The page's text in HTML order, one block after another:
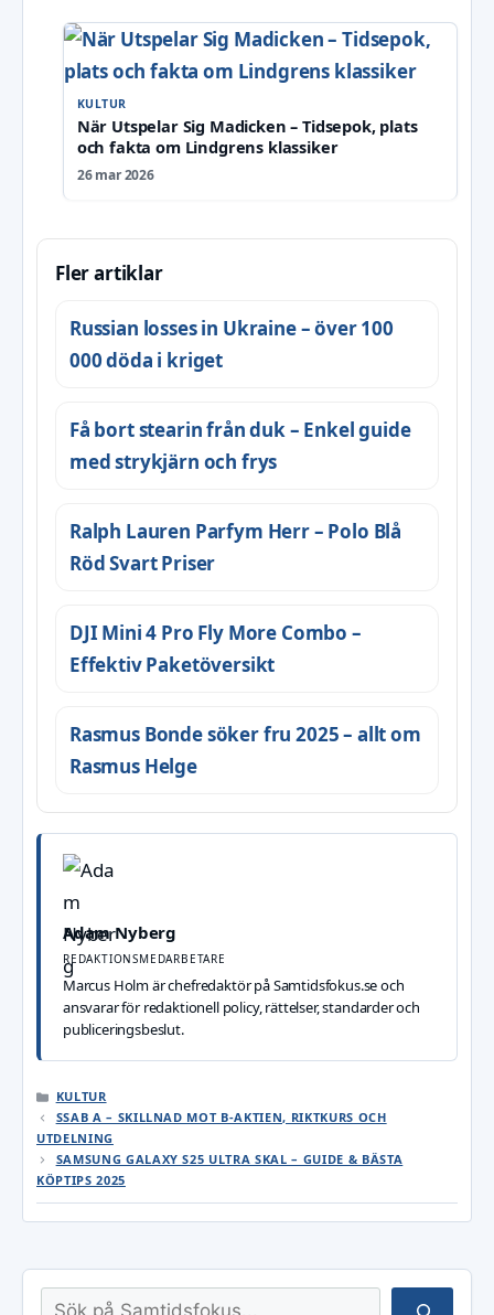
KULTUR
När Utspelar Sig Madicken – Tidsepok, plats
och fakta om Lindgrens klassiker
26 mar 2026
Fler artiklar
Russian losses in Ukraine – över 100
000 döda i kriget
Få bort stearin från duk – Enkel guide
med strykjärn och frys
Ralph Lauren Parfym Herr – Polo Blå
Röd Svart Priser
DJI Mini 4 Pro Fly More Combo –
Effektiv Paketöversikt
Rasmus Bonde söker fru 2025 – allt om
Rasmus Helge
Adam Nyberg
REDAKTIONSMEDARBETARE
Marcus Holm är chefredaktör på Samtidsfokus.se och
ansvarar för redaktionell policy, rättelser, standarder och
publiceringsbeslut.
KATEGORIER
KULTUR
SSAB A – SKILLNAD MOT B-AKTIEN, RIKTKURS OCH
UTDELNING
SAMSUNG GALAXY S25 ULTRA SKAL – GUIDE & BÄSTA
KÖPTIPS 2025
Sök